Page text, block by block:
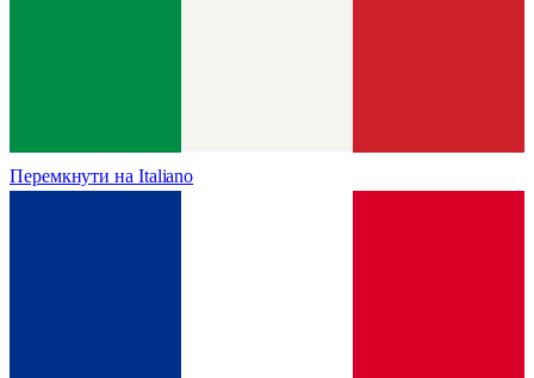
Перемкнути на Italiano